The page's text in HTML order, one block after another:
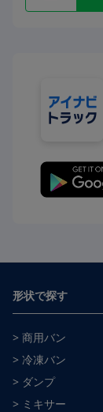
形状で探す
> 商用バン
> 冷凍バン
> ダンプ
> ミキサー